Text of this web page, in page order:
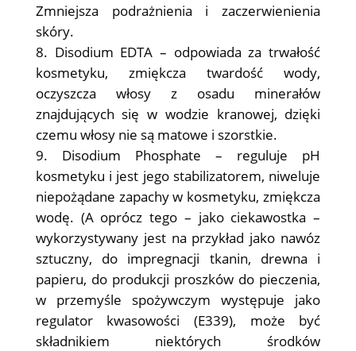
Zmniejsza podrażnienia i zaczerwienienia
skóry.
Disodium EDTA – odpowiada za trwałość
kosmetyku, zmiękcza twardość wody,
oczyszcza włosy z osadu minerałów
znajdujących się w wodzie kranowej, dzięki
czemu włosy nie są matowe i szorstkie.
Disodium Phosphate – reguluje pH
kosmetyku i jest jego stabilizatorem, niweluje
niepożądane zapachy w kosmetyku, zmiękcza
wodę. (A oprócz tego – jako ciekawostka –
wykorzystywany jest na przykład jako nawóz
sztuczny, do impregnacji tkanin, drewna i
papieru, do produkcji proszków do pieczenia,
w przemyśle spożywczym występuje jako
regulator kwasowości (E339), może być
składnikiem niektórych środków